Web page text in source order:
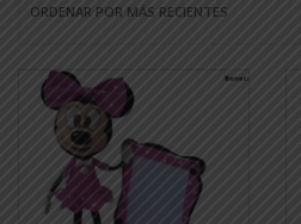
ORDENAR POR MÁS RECIENTES